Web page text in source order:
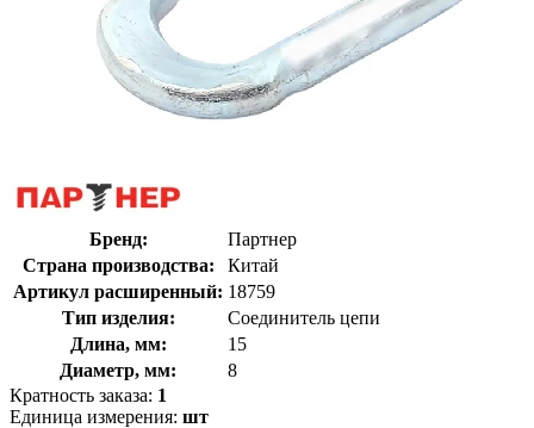
Бренд:
Партнер
Страна производства:
Китай
Артикул расширенный: 18759
Тип изделия:
Соединитель цепи
Длина, мм:
15
Диаметр, мм:
8
Кратность заказа: 1
Единица измерения: шт